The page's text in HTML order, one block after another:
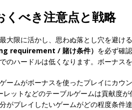
べき注意点と戦略
大限に活かし、思わぬ落とし穴を避け
requirement / 賭け条件） を必ず確
ハードルは低くなります。ボーナス
ームがボーナスを使ったプレイにカ
ットなどのテーブルゲームは貢献度
プレイしたいゲームがどの程度条件